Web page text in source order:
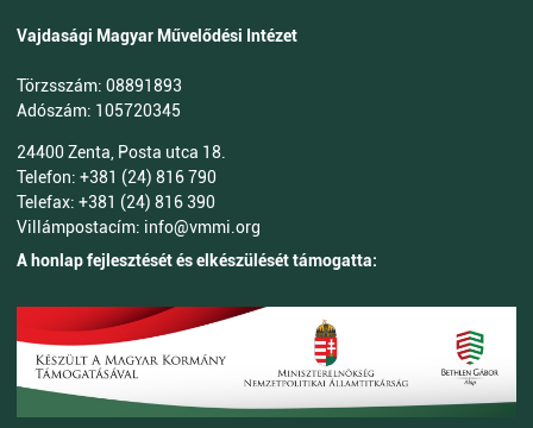
Vajdasági Magyar Művelődési Intézet
Törzsszám: 08891893
Adószám: 105720345
24400 Zenta, Posta utca 18.
Telefon: +381 (24) 816 790
Telefax: +381 (24) 816 390
Villámpostacím: info@vmmi.org
A honlap fejlesztését és elkészülését támogatta: